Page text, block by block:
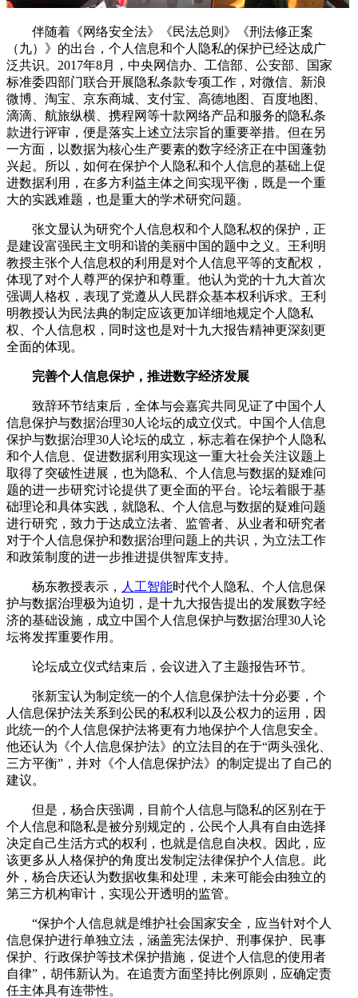
伴随着《网络安全法》《民法总则》《刑法修正案
（九）》的出台，个人信息和个人隐私的保护已经达成广
泛共识。2017年8月，中央网信办、工信部、公安部、国家
标准委四部门联合开展隐私条款专项工作，对微信、新浪
微博、淘宝、京东商城、支付宝、高德地图、百度地图、
滴滴、航旅纵横、携程网等十款网络产品和服务的隐私条
款进行评审，便是落实上述立法宗旨的重要举措。但在另
一方面，以数据为核心生产要素的数字经济正在中国蓬勃
兴起。所以，如何在保护个人隐私和个人信息的基础上促
进数据利用，在多方利益主体之间实现平衡，既是一个重
大的实践难题，也是重大的学术研究问题。
张文显认为研究个人信息权和个人隐私权的保护，正
是建设富强民主文明和谐的美丽中国的题中之义。王利明
教授主张个人信息权的利用是对个人信息平等的支配权，
体现了对个人尊严的保护和尊重。他认为党的十九大首次
强调人格权，表现了党遵从人民群众基本权利诉求。王利
明教授认为民法典的制定应该更加详细地规定个人隐私
权、个人信息权，同时这也是对十九大报告精神更深刻更
全面的体现。
完善个人信息保护，推进数字经济发展
致辞环节结束后，全体与会嘉宾共同见证了中国个人
信息保护与数据治理30人论坛的成立仪式。中国个人信息
保护与数据治理30人论坛的成立，标志着在保护个人隐私
和个人信息、促进数据利用实现这一重大社会关注议题上
取得了突破性进展，也为隐私、个人信息与数据的疑难问
题的进一步研究讨论提供了更全面的平台。论坛着眼于基
础理论和具体实践，就隐私、个人信息与数据的疑难问题
进行研究，致力于达成立法者、监管者、从业者和研究者
对于个人信息保护和数据治理问题上的共识，为立法工作
和政策制度的进一步推进提供智库支持。
杨东教授表示， 人工智能时代个人隐私、个人信息保
护与数据治理极为迫切，是十九大报告提出的发展数字经
济的基础设施，成立中国个人信息保护与数据治理30人论
坛将发挥重要作用。
论坛成立仪式结束后，会议进入了主题报告环节。
张新宝认为制定统一的个人信息保护法十分必要，个
人信息保护法关系到公民的私权利以及公权力的运用，因
此统一的个人信息保护法将更有力地保护个人信息安全。
他还认为《个人信息保护法》的立法目的在于“两头强化、
三方平衡”，并对《个人信息保护法》的制定提出了自己的
建议。
但是，杨合庆强调，目前个人信息与隐私的区别在于
个人信息和隐私是被分别规定的，公民个人具有自由选择
决定自己生活方式的权利，也就是信息自决权。因此，应
该更多从人格保护的角度出发制定法律保护个人信息。此
外，杨合庆还认为数据收集和处理，未来可能会由独立的
第三方机构审计，实现公开透明的监管。
“保护个人信息就是维护社会国家安全，应当针对个人
信息保护进行单独立法，涵盖宪法保护、刑事保护、民事
保护、行政保护等技术保护措施，促进个人信息的使用者
自律”，胡伟新认为。在追责方面坚持比例原则，应确定责
任主体具有连带性。